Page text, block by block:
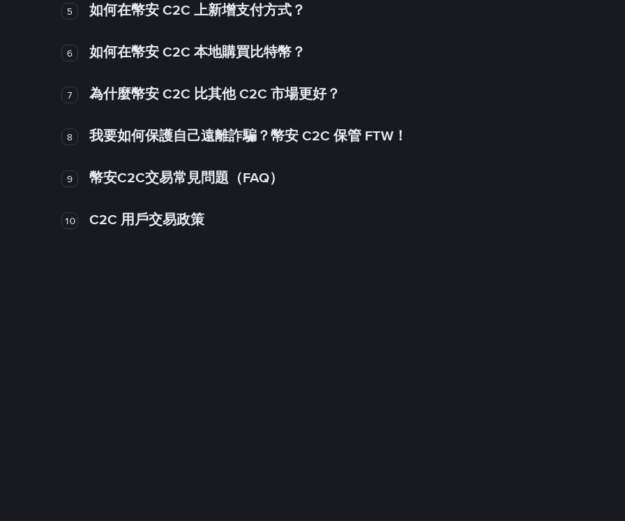
5 如何在幣安 C2C 上新增支付方式？
6 如何在幣安 C2C 本地購買比特幣？
7 為什麼幣安 C2C 比其他 C2C 市場更好？
8 我要如何保護自己遠離詐騙？幣安 C2C 保管 FTW！
9 幣安C2C交易常見問題（FAQ）
10 C2C 用戶交易政策